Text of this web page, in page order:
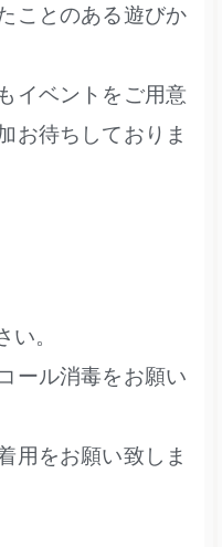
ことのある遊びか
イベントをご用意
お待ちしておりま
。
ール消毒をお願い
用をお願い致しま